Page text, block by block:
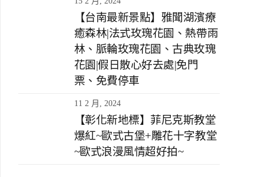
【台南最新景點】雅聞湖濱療
癒森林|法式玫瑰花園、熱帶雨
林、脈輪玫瑰花園、古典玫瑰
花園|假日散心好去處|免門
票、免費停車
11 2 月, 2024
【彰化新地標】菲尼克斯教堂
爆紅~歐式古堡+雕花十字教堂
~歐式浪漫風情超好拍~